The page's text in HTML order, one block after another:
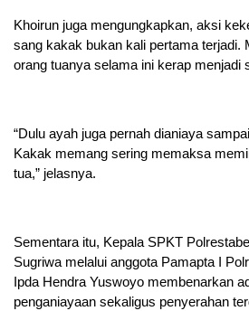
Khoirun juga mengungkapkan, aksi
sang kakak bukan kali pertama terjadi.
orang tuanya selama ini kerap menjadi
“Dulu ayah juga pernah dianiaya
Kakak memang sering memaksa
tua,” jelasnya.
Sementara itu, Kepala SPKT
Sugriwa melalui anggota Pamapta I
Ipda Hendra Yuswoyo membenarkan
penganiayaan sekaligus penyerahan